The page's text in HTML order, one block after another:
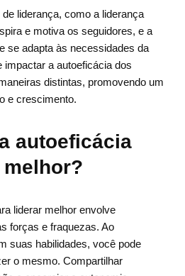
liderança, como a liderança
e motiva os seguidores, e a
se adapta às necessidades da
impactar a autoeficácia dos
distintas, promovendo um
e crescimento.
autoeficácia
liderar melhor envolve
forças e fraquezas. Ao
suas habilidades, você pode
o mesmo. Compartilhar